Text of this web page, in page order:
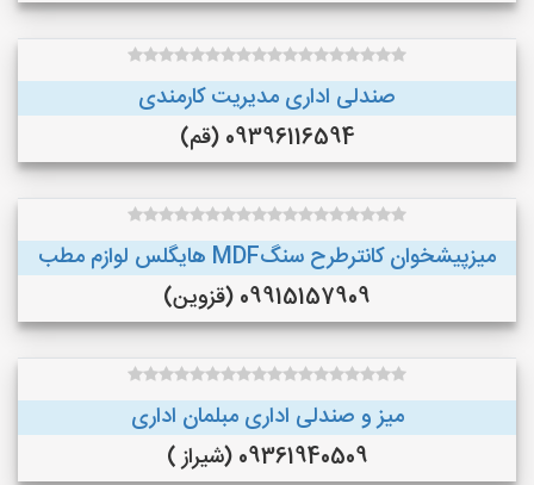
صندلی اداری مدیریت کارمندی
09396116594 (قم)
میزپیشخوان کانترطرح سنگMDF هایگلس لوازم مطب
09915157909 (قزوین)
میز و صندلی اداری مبلمان اداری
09361940509 (شیراز )